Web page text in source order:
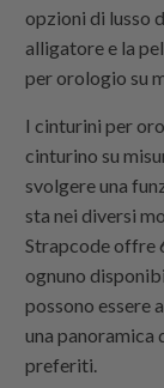
opzioni di lusso
alligatore e la
per orologio su
I cinturini per
cinturino su
svolgere una
sta nei diversi
Strapcodeoffre
ognuno
possono essere
una panoramica
preferiti.